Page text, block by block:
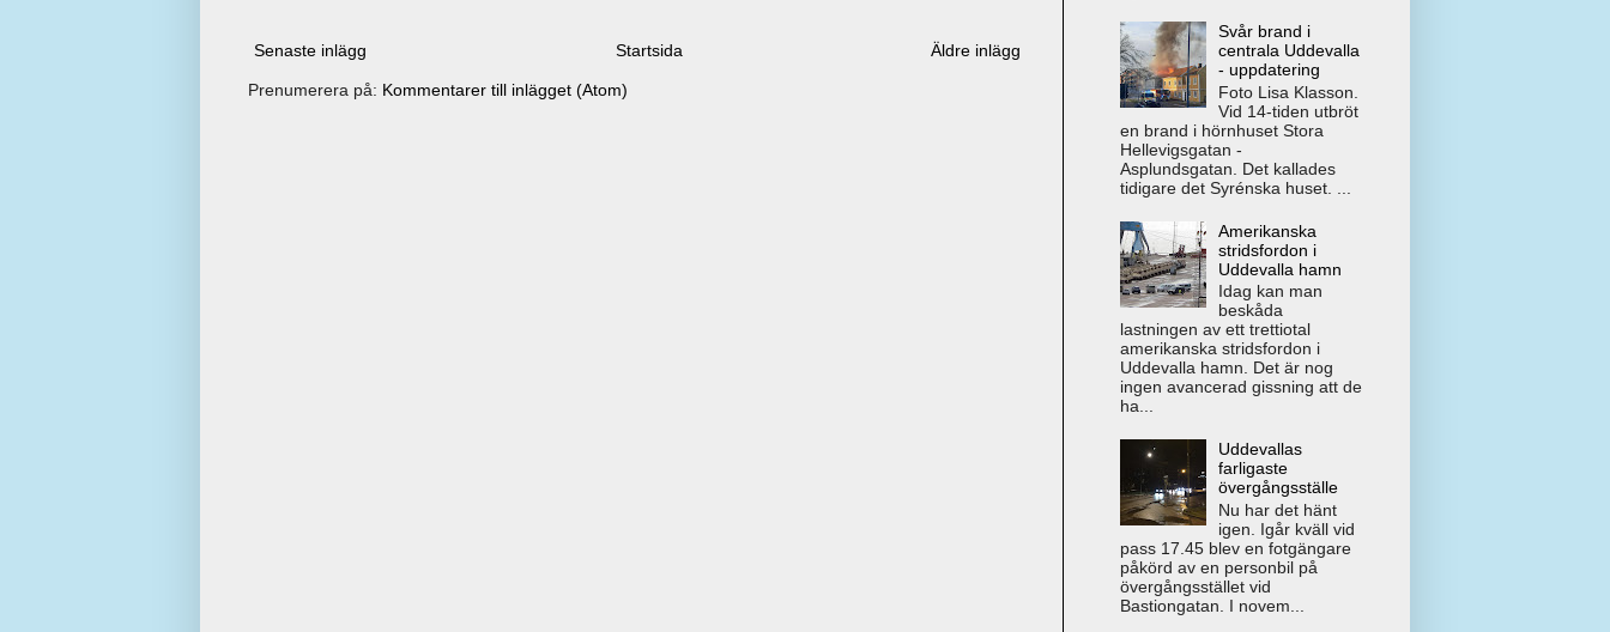
Senaste inlägg Äldre inlägg
Startsida
Prenumerera på: Kommentarer till inlägget (Atom)
Svår brand i
centrala Uddevalla
- uppdatering
Foto Lisa Klasson.
Vid 14-tiden utbröt
en brand i hörnhuset Stora
Hellevigsgatan -
Asplundsgatan. Det kallades
tidigare det Syrénska huset. ...
Amerikanska
stridsfordon i
Uddevalla hamn
Idag kan man
beskåda
lastningen av ett trettiotal
amerikanska stridsfordon i
Uddevalla hamn. Det är nog
ingen avancerad gissning att de
ha...
Uddevallas
farligaste
övergångsställe
Nu har det hänt
igen. Igår kväll vid
pass 17.45 blev en fotgängare
påkörd av en personbil på
övergångsstället vid
Bastiongatan. I novem...